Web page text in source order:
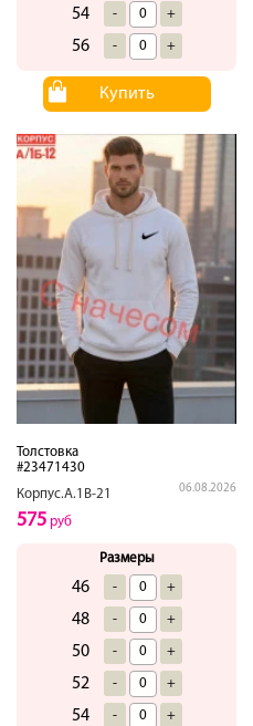
54 - +
56 - +
Купить
Толстовка
#23471430
Корпус.А.1В-21
06.08.2026
575 руб
Размеры
46 - +
48 - +
50 - +
52 - +
54 - +